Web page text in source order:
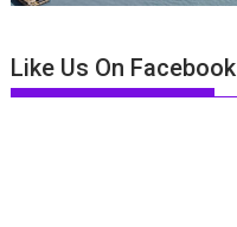
Like Us On Facebook